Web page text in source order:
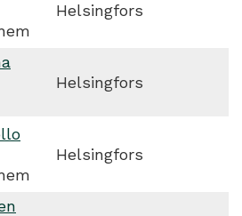
Helsingfors
Helsingfors
Helsingfors